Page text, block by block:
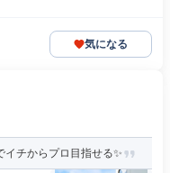
気になる
イチからプロ目指せる✨